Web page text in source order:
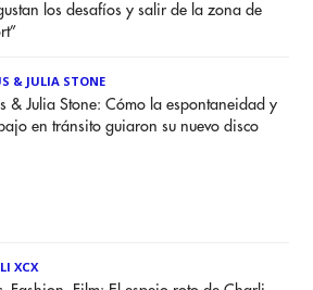
los desafíos y salir de la zona de
& JULIA STONE
& Julia Stone: Cómo la espontaneidad y
en tránsito guiaron su nuevo disco
XCX